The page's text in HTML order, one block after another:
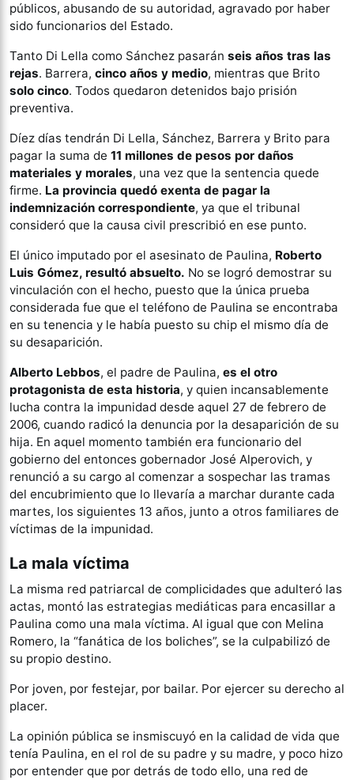
públicos, abusando de su autoridad, agravado por haber
sido funcionarios del Estado.
Tanto Di Lella como Sánchez pasarán seis años tras las
rejas. Barrera, cinco años y medio, mientras que Brito
solo cinco. Todos quedaron detenidos bajo prisión
preventiva.
Díez días tendrán Di Lella, Sánchez, Barrera y Brito para
pagar la suma de 11 millones de pesos por daños
materiales y morales, una vez que la sentencia quede
firme. La provincia quedó exenta de pagar la
indemnización correspondiente, ya que el tribunal
consideró que la causa civil prescribió en ese punto.
El único imputado por el asesinato de Paulina, Roberto
Luis Gómez, resultó absuelto. No se logró demostrar su
vinculación con el hecho, puesto que la única prueba
considerada fue que el teléfono de Paulina se encontraba
en su tenencia y le había puesto su chip el mismo día de
su desaparición.
Alberto Lebbos, el padre de Paulina, es el otro
protagonista de esta historia, y quien incansablemente
lucha contra la impunidad desde aquel 27 de febrero de
2006, cuando radicó la denuncia por la desaparición de su
hija. En aquel momento también era funcionario del
gobierno del entonces gobernador José Alperovich, y
renunció a su cargo al comenzar a sospechar las tramas
del encubrimiento que lo llevaría a marchar durante cada
martes, los siguientes 13 años, junto a otros familiares de
víctimas de la impunidad.
La mala víctima
La misma red patriarcal de complicidades que adulteró las
actas, montó las estrategias mediáticas para encasillar a
Paulina como una mala víctima. Al igual que con Melina
Romero, la “fanática de los boliches”, se la culpabilizó de
su propio destino.
Por joven, por festejar, por bailar. Por ejercer su derecho al
placer.
La opinión pública se insmiscuyó en la calidad de vida que
tenía Paulina, en el rol de su padre y su madre, y poco hizo
por entender que por detrás de todo ello, una red de